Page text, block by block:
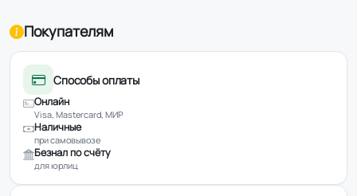
Покупателям
Способы оплаты
Онлайн
Visa, Mastercard, МИР
Наличные
при самовывозе
Безнал по счёту
для юрлиц